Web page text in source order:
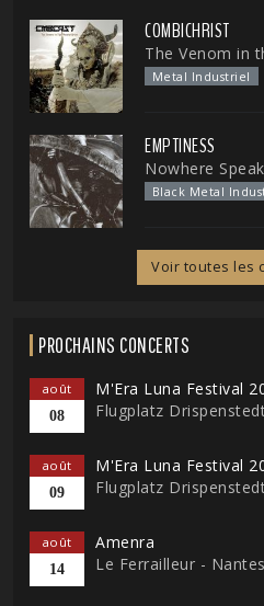
COMBICHRIST
The Venom in
Metal Industriel
EMPTINESS
Nowhere
Black Metal
Voir toutes les
PROCHAINS CONCERTS
août
08
M'Era Luna Festival
Flugplatz
août
09
M'Era Luna Festival
Flugplatz
août
14
Amenra
Le Ferrailleur -